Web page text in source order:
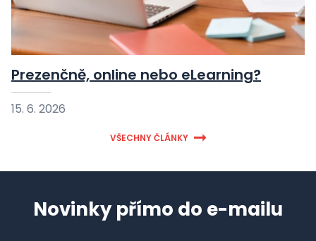
Prezenčně, online nebo eLearning?
15. 6. 2026
VŠECHNY ČLÁNKY
Novinky přímo do e-mailu